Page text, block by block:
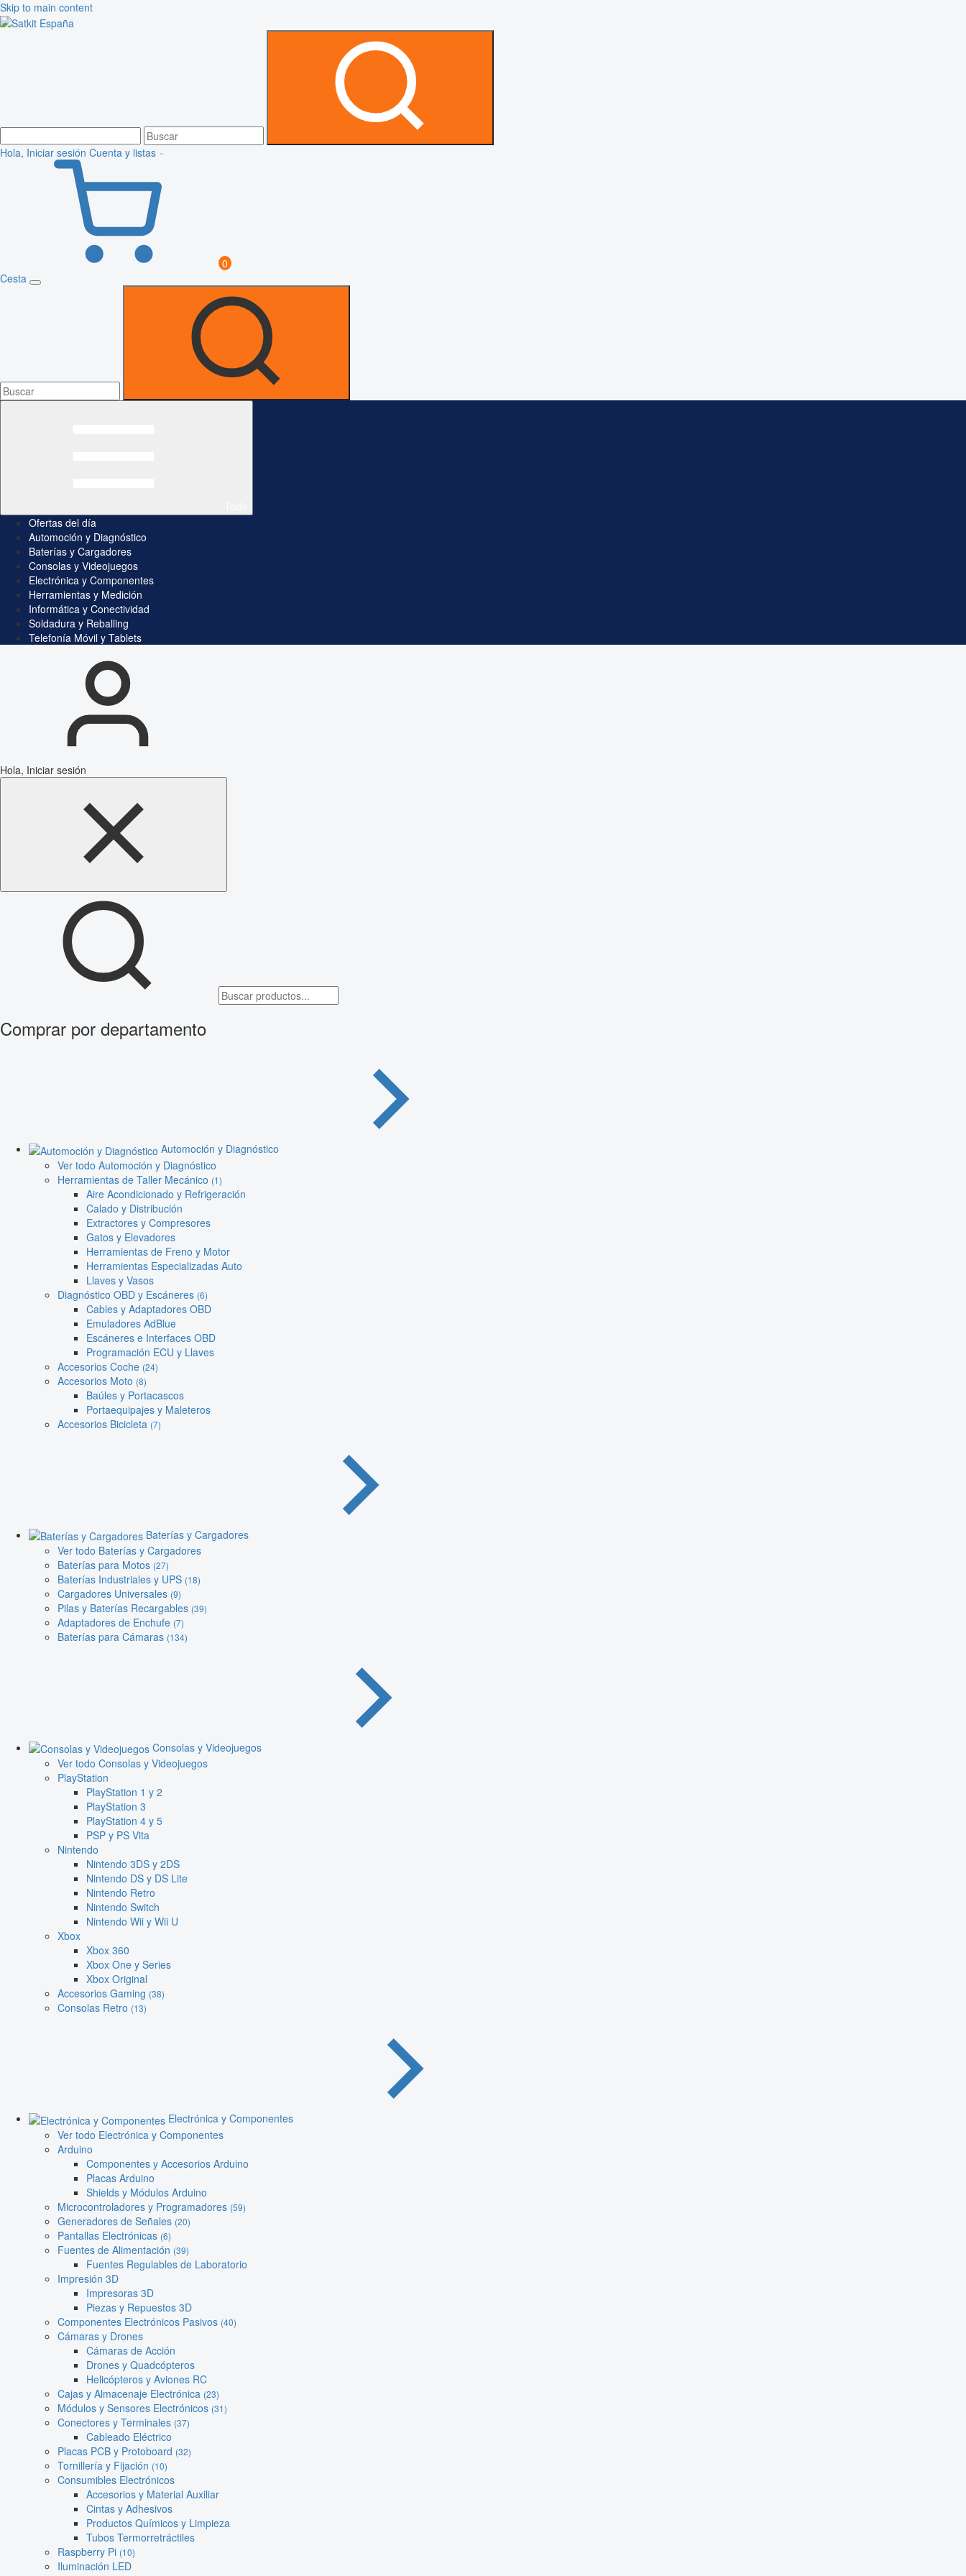
Skip to main content
Hola, Iniciar sesión Cuenta y listas
0
Cesta
Ofertas del día
Automoción y Diagnóstico
Baterías y Cargadores
Consolas y Videojuegos
Electrónica y Componentes
Herramientas y Medición
Informática y Conectividad
Soldadura y Reballing
Telefonía Móvil y Tablets
Hola, Iniciar sesión
Comprar por departamento
Automoción y Diagnóstico
Ver todo Automoción y Diagnóstico
Herramientas de Taller Mecánico (1)
Aire Acondicionado y Refrigeración
Calado y Distribución
Extractores y Compresores
Gatos y Elevadores
Herramientas de Freno y Motor
Herramientas Especializadas Auto
Llaves y Vasos
Diagnóstico OBD y Escáneres (6)
Cables y Adaptadores OBD
Emuladores AdBlue
Escáneres e Interfaces OBD
Programación ECU y Llaves
Accesorios Coche (24)
Accesorios Moto (8)
Baúles y Portacascos
Portaequipajes y Maleteros
Accesorios Bicicleta (7)
Baterías y Cargadores
Ver todo Baterías y Cargadores
Baterías para Motos (27)
Baterías Industriales y UPS (18)
Cargadores Universales (9)
Pilas y Baterías Recargables (39)
Adaptadores de Enchufe (7)
Baterías para Cámaras (134)
Consolas y Videojuegos
Ver todo Consolas y Videojuegos
PlayStation
PlayStation 1 y 2
PlayStation 3
PlayStation 4 y 5
PSP y PS Vita
Nintendo
Nintendo 3DS y 2DS
Nintendo DS y DS Lite
Nintendo Retro
Nintendo Switch
Nintendo Wii y Wii U
Xbox
Xbox 360
Xbox One y Series
Xbox Original
Accesorios Gaming (38)
Consolas Retro (13)
Electrónica y Componentes
Ver todo Electrónica y Componentes
Arduino
Componentes y Accesorios Arduino
Placas Arduino
Shields y Módulos Arduino
Microcontroladores y Programadores (59)
Generadores de Señales (20)
Pantallas Electrónicas (6)
Fuentes de Alimentación (39)
Fuentes Regulables de Laboratorio
Impresión 3D
Impresoras 3D
Piezas y Repuestos 3D
Componentes Electrónicos Pasivos (40)
Cámaras y Drones
Cámaras de Acción
Drones y Quadcópteros
Helicópteros y Aviones RC
Cajas y Almacenaje Electrónica (23)
Módulos y Sensores Electrónicos (31)
Conectores y Terminales (37)
Cableado Eléctrico
Placas PCB y Protoboard (32)
Tornillería y Fijación (10)
Consumibles Electrónicos
Accesorios y Material Auxiliar
Cintas y Adhesivos
Productos Químicos y Limpieza
Tubos Termorretráctiles
Raspberry Pi (10)
Iluminación LED